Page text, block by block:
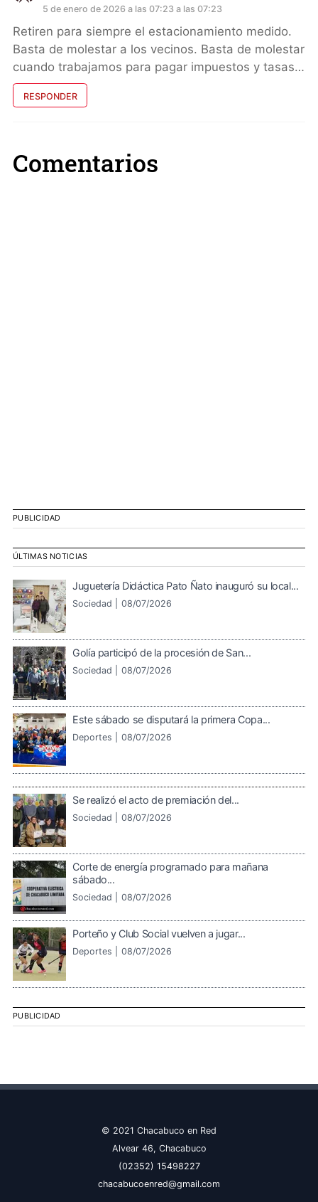
5 de enero de 2026 a las 07:23 a las 07:23
Retiren para siempre el estacionamiento medido.
Basta de molestar a los vecinos. Basta de molestar
cuando trabajamos para pagar impuestos y tasas…
RESPONDER
Comentarios
PUBLICIDAD
ÚLTIMAS NOTICIAS
Juguetería Didáctica Pato Ñato inauguró su local...
Sociedad | 08/07/2026
Golía participó de la procesión de San...
Sociedad | 08/07/2026
Este sábado se disputará la primera Copa...
Deportes | 08/07/2026
Se realizó el acto de premiación del...
Sociedad | 08/07/2026
Corte de energía programado para mañana
sábado...
Sociedad | 08/07/2026
Porteño y Club Social vuelven a jugar...
Deportes | 08/07/2026
PUBLICIDAD
© 2021 Chacabuco en Red
Alvear 46, Chacabuco
(02352) 15498227
chacabucoenred@gmail.com